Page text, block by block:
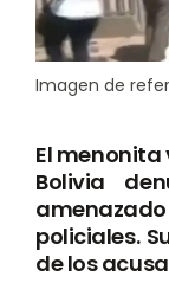
Imagen de
El
Bolivia
policiales.
de los